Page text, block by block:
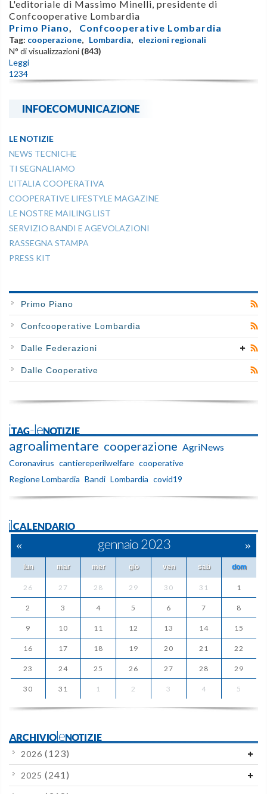
L'editoriale di Massimo Minelli, presidente di
Confcooperative Lombardia
Primo Piano, Confcooperative Lombardia
Tag: cooperazione, Lombardia, elezioni regionali
N° di visualizzazioni (843)
Leggi
1 234
INFOECOMUNICAZIONE
LE NOTIZIE
NEWS TECNICHE
TI SEGNALIAMO
L'ITALIA COOPERATIVA
COOPERATIVE LIFESTYLE MAGAZINE
LE NOSTRE MAILING LIST
SERVIZIO BANDI E AGEVOLAZIONI
RASSEGNA STAMPA
PRESS KIT
Primo Piano
Confcooperative Lombardia
Dalle Federazioni
Dalle Cooperative
iTAG-leNOTIZIE
agroalimentare cooperazione AgriNews
Coronavirus cantiereperilwelfare cooperative
Regione Lombardia Bandi Lombardia covid19
ilCALENDARIO
« gennaio 2023 »
lun mar mer gio ven sab dom
26 27 28 29 30 31 1
2 3 4 5 6 7 8
9 10 11 12 13 14 15
16 17 18 19 20 21 22
23 24 25 26 27 28 29
30 31 1 2 3 4 5
ARCHIVIOleNOTIZIE
2026 (123)
2025 (241)